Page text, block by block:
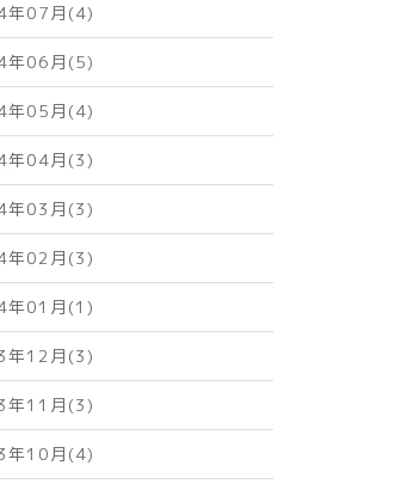
年07月(4)
年06月(5)
年05月(4)
年04月(3)
年03月(3)
年02月(3)
年01月(1)
年12月(3)
年11月(3)
年10月(4)